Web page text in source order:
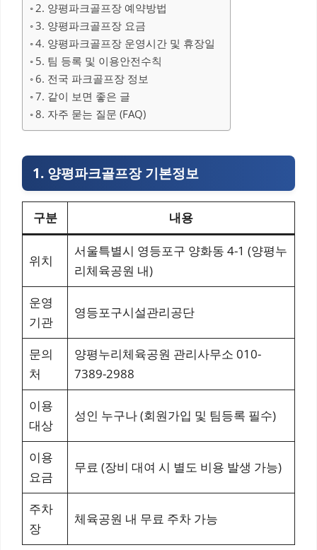
2. 양평파크골프장 예약방법
3. 양평파크골프장 요금
4. 양평파크골프장 운영시간 및 휴장일
5. 팀 등록 및 이용안전수칙
6. 전국 파크골프장 정보
7. 같이 보면 좋은 글
8. 자주 묻는 질문 (FAQ)
1. 양평파크골프장 기본정보
구분 내용
위치
서울특별시 영등포구 양화동 4-1 (양평누
리체육공원 내)
운영
기관
영등포구시설관리공단
문의
처
양평누리체육공원 관리사무소 010-
7389-2988
이용
대상
성인 누구나 (회원가입 및 팀등록 필수)
이용
요금
무료 (장비 대여 시 별도 비용 발생 가능)
주차
장
체육공원 내 무료 주차 가능